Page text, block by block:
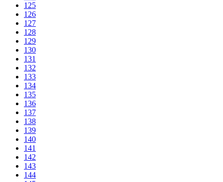
125
126
127
128
129
130
131
132
133
134
135
136
137
138
139
140
141
142
143
144